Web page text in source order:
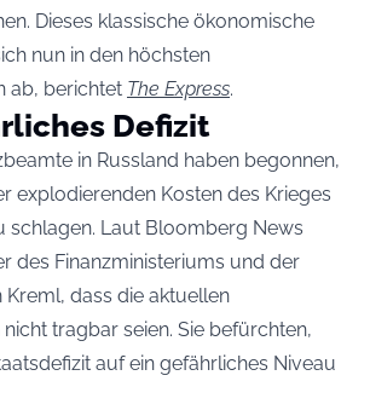
Dieses klassische ökonomische
nun in den höchsten
ab, berichtet The Express.
Defizit
in Russland haben begonnen,
explodierenden Kosten des Krieges
schlagen. Laut Bloomberg News
des Finanzministeriums und der
dass die aktuellen
tragbar seien. Sie befürchten,
auf ein gefährliches Niveau